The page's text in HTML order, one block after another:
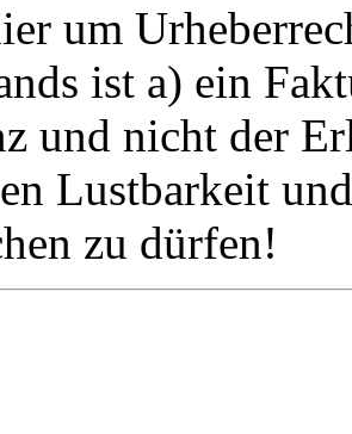
um
ist a) ein
und nicht der
Lustbarkeit
zu dürfen!